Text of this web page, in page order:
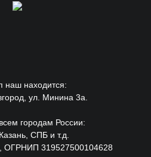
наш находится:
ул. Минина 3а.
городам России:
СПБ и т.д.
ОГРНИП 319527500104628